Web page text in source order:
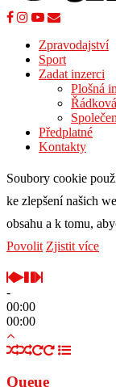
Zpravodajství
Sport
Zadat inzerci
Plošná
Předplatné
Kontakty
Soubory cookie
ke zlepšení našich
obsahu a k tomu,
Povolit Zjistit více
-
00:00
00:00
Queue